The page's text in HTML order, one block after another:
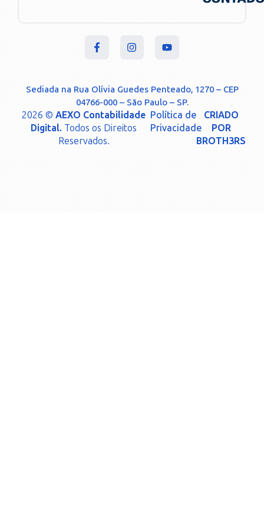
Sediada na Rua Olívia Guedes Penteado, 1270 – CEP
04766-000 – São Paulo – SP.
2026 ©AEXO Contabilidade
Digital. Todos os Direitos
Reservados.
Política de
Privacidade
CRIADO
POR
BROTH3RS